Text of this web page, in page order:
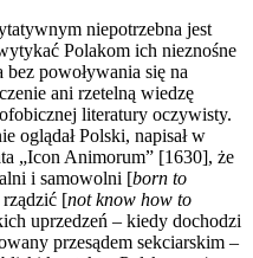
niepotrzebna jest
Polakom ich nieznośne
powoływania się na
ani rzetelną wiedzę
literatury oczywisty.
oglądał Polski, napisał w
„Icon Animorum” [1630], że
i samowolni [born to
[not know how to
uprzedzeń – kiedy dochodzi
przesądem sekciarskim –